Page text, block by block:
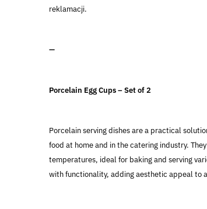
reklamacji.
—
Porcelain Egg Cups – Set of 2
Porcelain serving dishes are a practical
food at home and in the catering industry.
temperatures, ideal for baking and serving
with functionality, adding aesthetic appeal to